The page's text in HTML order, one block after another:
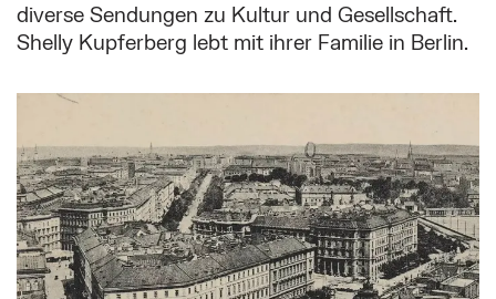
diverse Sendungen zu Kultur und Gesellschaft.
Shelly Kupferberg lebt mit ihrer Familie in Berlin.
Mehr zu: Shelly Kupferbergs biografische